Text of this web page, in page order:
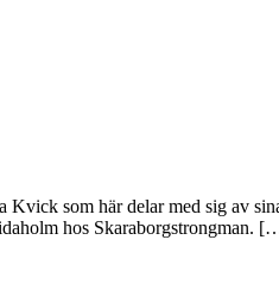
som här delar med sig av
hos Skaraborgstrongman.